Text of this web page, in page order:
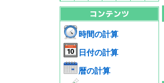
時間の計算
日付の計算
暦の計算